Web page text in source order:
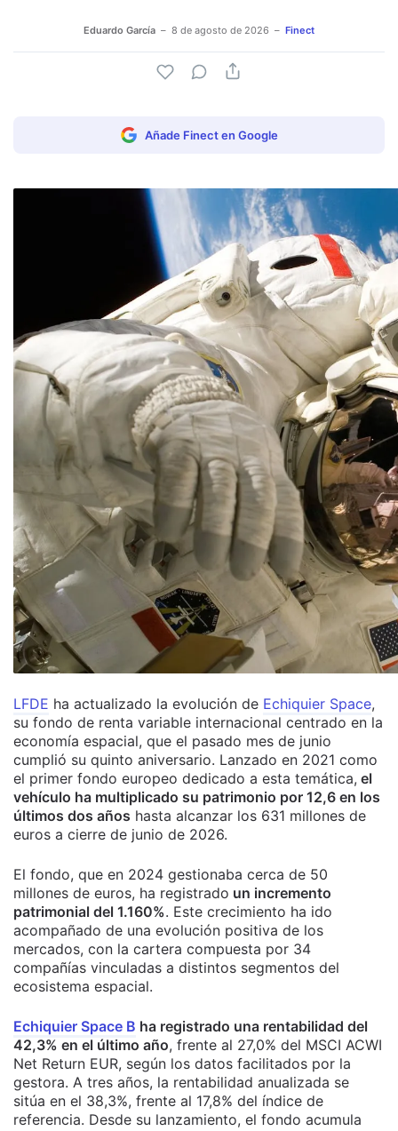
Eduardo García 8 de agosto de 2026 Finect
Añade Finect en Google
LFDE ha actualizado la evolución de Echiquier Space,
su fondo de renta variable internacional centrado en la
economía espacial, que el pasado mes de junio
cumplió su quinto aniversario. Lanzado en 2021 como
el primer fondo europeo dedicado a esta temática, el
vehículo ha multiplicado su patrimonio por 12,6 en los
últimos dos años hasta alcanzar los 631 millones de
euros a cierre de junio de 2026.
El fondo, que en 2024 gestionaba cerca de 50
millones de euros, ha registrado un incremento
patrimonial del 1.160%. Este crecimiento ha ido
acompañado de una evolución positiva de los
mercados, con la cartera compuesta por 34
compañías vinculadas a distintos segmentos del
ecosistema espacial.
Echiquier Space B ha registrado una rentabilidad del
42,3% en el último año, frente al 27,0% del MSCI ACWI
Net Return EUR, según los datos facilitados por la
gestora. A tres años, la rentabilidad anualizada se
sitúa en el 38,3%, frente al 17,8% del índice de
referencia. Desde su lanzamiento, el fondo acumula